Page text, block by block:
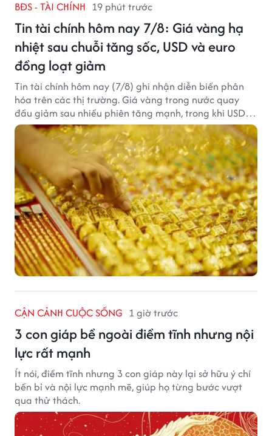
BĐS - TÀI CHÍNH 19 phút trước
Tin tài chính hôm nay 7/8: Giá vàng hạ
nhiệt sau chuỗi tăng sốc, USD và euro
đồng loạt giảm
Tin tài chính hôm nay (7/8) ghi nhận diễn biến phân
hóa trên các thị trường. Giá vàng trong nước quay
đầu giảm sau nhiều phiên tăng mạnh, trong khi USD
tại ngân hàng tiếp tục suy yếu dù tỷ giá trung tâm lập
đỉnh mới.
CẬN CẢNH CUỘC SỐNG 1 giờ trước
3 con giáp bề ngoài điềm tĩnh nhưng nội
lực rất mạnh
Ít nói, điềm tĩnh nhưng 3 con giáp này lại sở hữu ý chí
bền bỉ và nội lực mạnh mẽ, giúp họ từng bước vượt
qua thử thách.